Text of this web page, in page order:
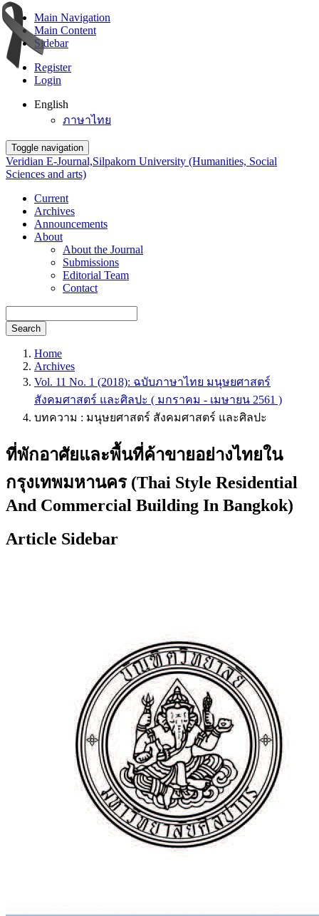
Main Navigation
Main Content
Sidebar
Register
Login
English
ภาษาไทย
Toggle navigation
Veridian E-Journal,Silpakorn University (Humanities, Social
Sciences and arts)
Current
Archives
Announcements
About
About the Journal
Submissions
Editorial Team
Contact
Search
Home
Archives
Vol. 11 No. 1 (2018): ฉบับภาษาไทย มนุษยศาสตร์
สังคมศาสตร์ และศิลปะ ( มกราคม - เมษายน 2561 )
บทความ : มนุษยศาสตร์ สังคมศาสตร์ และศิลปะ
ที่พักอาศัยและพื้นที่ค้าขายอย่างไทยใน
กรุงเทพมหานคร (Thai Style Residential
And Commercial Building In Bangkok)
Article Sidebar